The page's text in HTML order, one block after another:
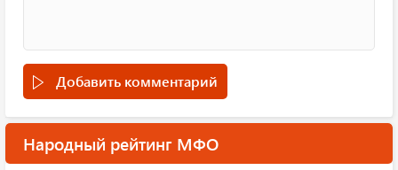
Добавить комментарий
Народный рейтинг МФО